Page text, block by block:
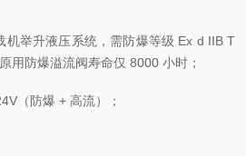
机举升液压系统，需防爆等级 Ex d IIB T
用防爆溢流阀寿命仅 8000 小时；
（防爆 + 高流）；